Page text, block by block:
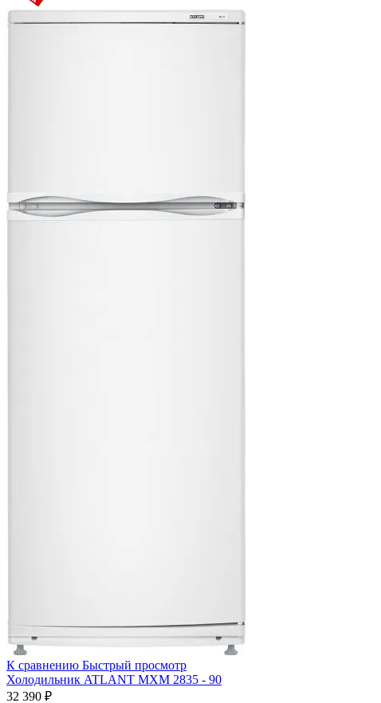
К сравнению Быстрый просмотр
Холодильник ATLANT МХМ 2835 - 90
32 390 ₽